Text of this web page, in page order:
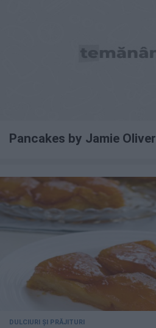
Pancakes by Jamie Oliver
DULCIURI ȘI PRĂJITURI